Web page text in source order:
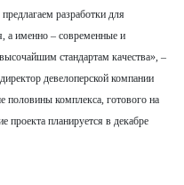
разработки для
а именно – современные и
стандартам качества», –
девелоперской компании
комплекса, готового на
проекта планируется в декабре